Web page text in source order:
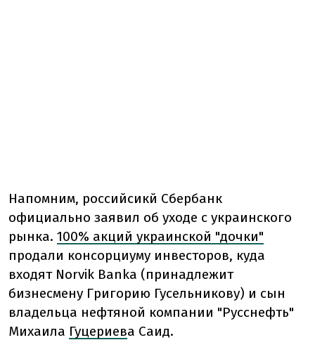
Напомним, российсикй Сбербанк
официально заявил об уходе с украинского
рынка. 100% акций украинской "дочки"
продали консорциуму инвесторов, куда
входят Norvik Banka (принадлежит
бизнесмену Григорию Гусельникову) и сын
владельца нефтяной компании "Русснефть"
Михаила Гуцериева Саид.